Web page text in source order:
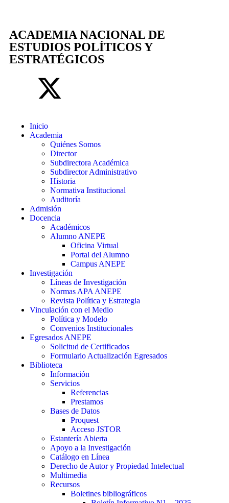
ACADEMIA NACIONAL DE
ESTUDIOS POLÍTICOS Y
ESTRATÉGICOS
Inicio
Academia
Quiénes Somos
Director
Subdirectora Académica
Subdirector Administrativo
Historia
Normativa Institucional
Auditoría
Admisión
Docencia
Académicos
Alumno ANEPE
Oficina Virtual
Portal del Alumno
Campus ANEPE
Investigación
Líneas de Investigación
Normas APA ANEPE
Revista Política y Estrategia
Vinculación con el Medio
Política y Modelo
Convenios Institucionales
Egresados ANEPE
Solicitud de Certificados
Formulario Actualización Egresados
Biblioteca
Información
Servicios
Referencias
Prestamos
Bases de Datos
Proquest
Acceso JSTOR
Estantería Abierta
Apoyo a la Investigación
Catálogo en Línea
Derecho de Autor y Propiedad Intelectual
Multimedia
Recursos
Boletines bibliográficos